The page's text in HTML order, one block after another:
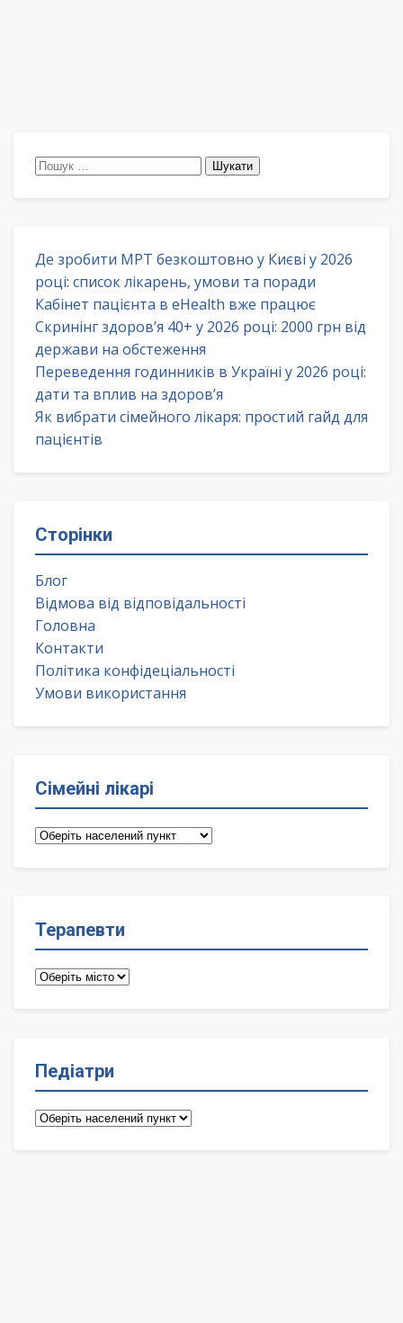
Пошук:
Де зробити МРТ безкоштовно у Києві у 2026
році: список лікарень, умови та поради
Кабінет пацієнта в eHealth вже працює
Скринінг здоров’я 40+ у 2026 році: 2000 грн від
держави на обстеження
Переведення годинників в Україні у 2026 році:
дати та вплив на здоров’я
Як вибрати сімейного лікаря: простий гайд для
пацієнтів
Сторінки
Блог
Відмова від відповідальності
Головна
Контакти
Політика конфідеціальності
Умови використання
Сімейні лікарі
Сімейні
Терапевти
Терапевти
Педіатри
Педіатри